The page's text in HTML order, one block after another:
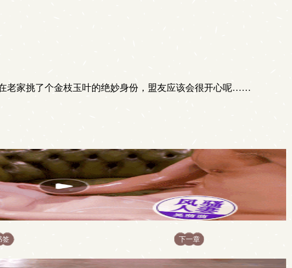
老家挑了个金枝玉叶的绝妙身份，盟友应该会很开心呢……
签 下一章